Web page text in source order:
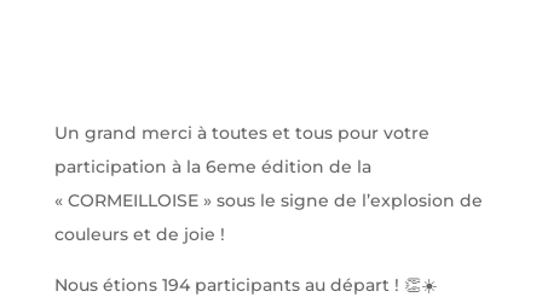
Un grand merci à toutes et tous pour votre
participation à la 6eme édition de la
« CORMEILLOISE » sous le signe de l’explosion de
couleurs et de joie !
Nous étions 194 participants au départ ! 👏☀️